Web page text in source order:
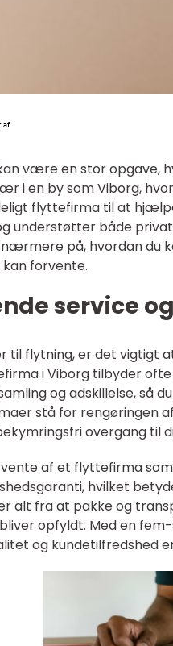
være en stor opgave,
i en by som Viborg,
flyttefirma til at
understøtter både
på, hvordan du
forvente.
service
til flytning, er det vigtigt
i Viborg tilbyder
og adskillelse, så
stå for rengøringen
overgang til
af et flyttefirma
hvilket
alt fra at pakke og
opfyldt. Med en
og kundetilfredshed